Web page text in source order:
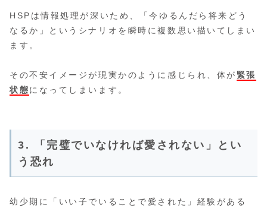
HSPは情報処理が深いため、「今ゆるんだら将来どう
なるか」というシナリオを瞬時に複数思い描いてしまい
ます。
その不安イメージが現実かのように感じられ、体が 緊張
状態になってしまいます。
3. 「完璧でいなければ愛されない」とい
う恐れ
幼少期に「いい子でいることで愛された」経験がある